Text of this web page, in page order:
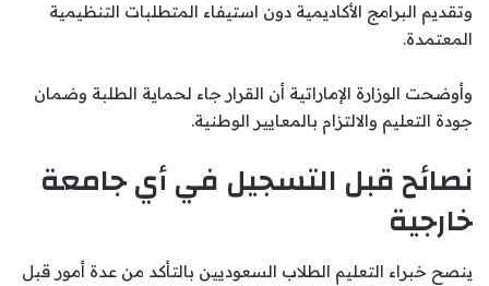
وتقديم البرامج الأكاديمية دون استيفاء المتطلبات التنظيمية
المعتمدة.
وأوضحت الوزارة الإماراتية أن القرار جاء لحماية الطلبة وضمان
جودة التعليم والالتزام بالمعايير الوطنية.
نصائح قبل التسجيل في أي جامعة
خارجية
ينصح خبراء التعليم الطلاب السعوديين بالتأكد من عدة أمور قبل